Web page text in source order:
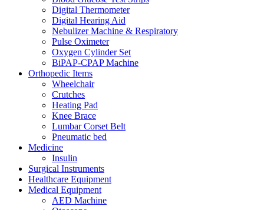
Digital Thermometer
Digital Hearing Aid
Nebulizer Machine & Respiratory
Pulse Oximeter
Oxygen Cylinder Set
BiPAP-CPAP Machine
Orthopedic Items
Wheelchair
Crutches
Heating Pad
Knee Brace
Lumbar Corset Belt
Pneumatic bed
Medicine
Insulin
Surgical Instruments
Healthcare Equipment
Medical Equipment
AED Machine